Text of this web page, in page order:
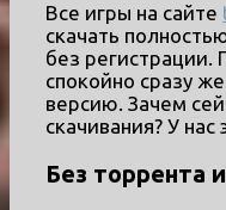
Все игры на сайте
скачать
без регистрации.
спокойно сразу
версию. Зачем
скачивания? У нас
Без торрента